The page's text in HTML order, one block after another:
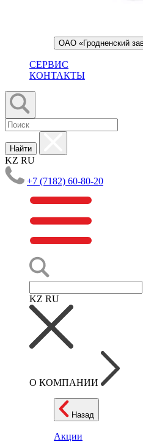
ОАО «Гродненский
СЕРВИС
КОНТАКТЫ
Найти
KZ RU
+7 (7182) 60-80-20
KZ RU
О КОМПАНИИ
Назад
Акции